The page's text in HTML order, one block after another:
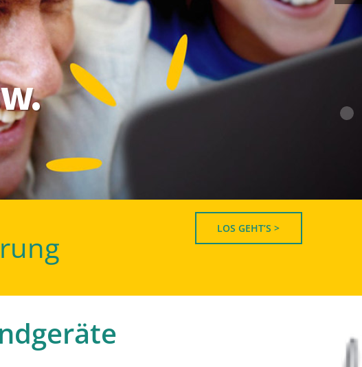
LOS GEHT’S >